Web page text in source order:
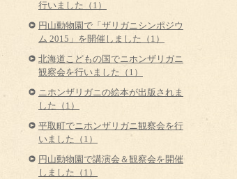
行いました（1）
円山動物園で「ザリガニシンポジウ
ム 2015」を開催しました（1）
北海道こどもの国でニホンザリガニ
観察会を行いました（1）
ニホンザリガニの絵本が出版されま
した（1）
平取町でニホンザリガニ観察会を行
いました（1）
円山動物園で講演会＆観察会を開催
しました（1）